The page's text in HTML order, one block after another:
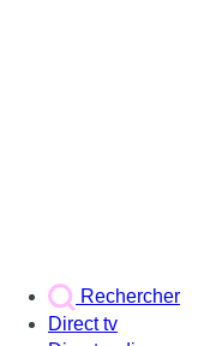
Rechercher
Direct tv